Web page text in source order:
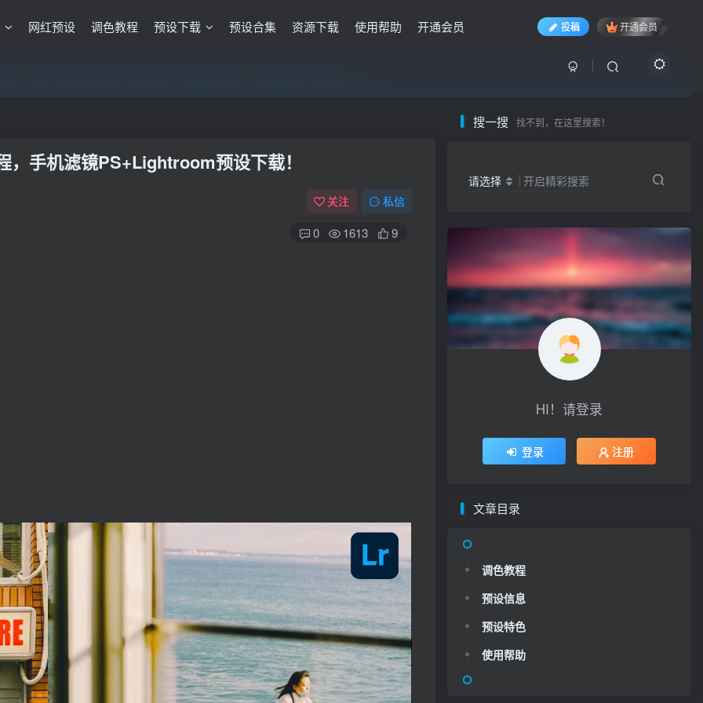
网红预设 调色教程 预设下载 预设合集 资源下载 使用帮助 开通会员 投稿 开通会员
员，”送“万元超值资源，内容丰富，容量高达20T，不断更新！点击进入……
手机滤镜PS+Lightroom预设下载！
关注 私信
0 1613 9
搜一搜 找不到，在这里搜索！
请选择 开启精彩搜索
HI！请登录
登录 注册
文章目录
调色教程
预设信息
预设特色
使用帮助